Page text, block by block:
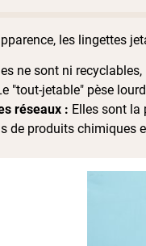
les lingettes
ne sont ni
"tout-jetable" pèse
réseaux : Elles sont la
de produits chimiques